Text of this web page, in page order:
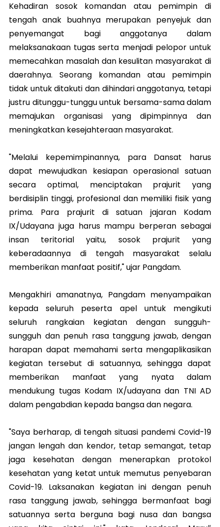
Kehadiran sosok komandan atau pemimpin di
tengah anak buahnya merupakan penyejuk dan
penyemangat bagi anggotanya dalam
melaksanakaan tugas serta menjadi pelopor untuk
memecahkan masalah dan kesulitan masyarakat di
daerahnya. Seorang komandan atau pemimpin
tidak untuk ditakuti dan dihindari anggotanya, tetapi
justru ditunggu-tunggu untuk bersama-sama dalam
memajukan organisasi yang dipimpinnya dan
meningkatkan kesejahteraan masyarakat.
"Melalui kepemimpinannya, para Dansat harus
dapat mewujudkan kesiapan operasional satuan
secara optimal, menciptakan prajurit yang
berdisiplin tinggi, profesional dan memiliki fisik yang
prima. Para prajurit di satuan jajaran Kodam
IX/Udayana juga harus mampu berperan sebagai
insan teritorial yaitu, sosok prajurit yang
keberadaannya di tengah masyarakat selalu
memberikan manfaat positif," ujar Pangdam.
Mengakhiri amanatnya, Pangdam menyampaikan
kepada seluruh peserta apel untuk mengikuti
seluruh rangkaian kegiatan dengan sungguh-
sungguh dan penuh rasa tanggung jawab, dengan
harapan dapat memahami serta mengaplikasikan
kegiatan tersebut di satuannya, sehingga dapat
memberikan manfaat yang nyata dalam
mendukung tugas Kodam IX/udayana dan TNI AD
dalam pengabdian kepada bangsa dan negara.
"Saya berharap, di tengah situasi pandemi Covid-19
jangan lengah dan kendor, tetap semangat, tetap
jaga kesehatan dengan menerapkan protokol
kesehatan yang ketat untuk memutus penyebaran
Covid-19. Laksanakan kegiatan ini dengan penuh
rasa tanggung jawab, sehingga bermanfaat bagi
satuannya serta berguna bagi nusa dan bangsa